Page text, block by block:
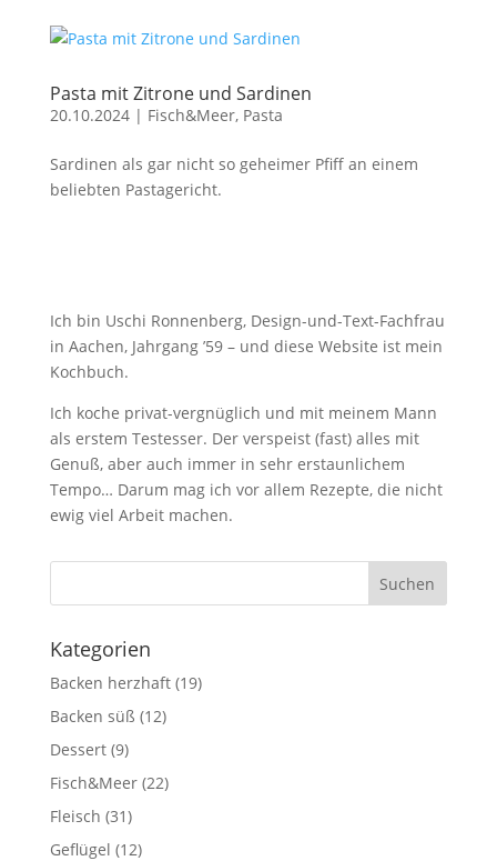
Pasta mit Zitrone und Sardinen
20.10.2024| Fisch&Meer, Pasta
Sardinen als gar nicht so geheimer Pfiff an einem
beliebten Pastagericht.
Ich bin Uschi Ronnenberg, Design-und-Text-Fachfrau
in Aachen, Jahrgang ’59 – und diese Website ist mein
Kochbuch.
Ich koche privat-vergnüglich und mit meinem Mann
als erstem Testesser. Der verspeist (fast) alles mit
Genuß, aber auch immer in sehr erstaunlichem
Tempo… Darum mag ich vor allem Rezepte, die nicht
ewig viel Arbeit machen.
Kategorien
Backen herzhaft(19)
Backen süß (12)
Dessert(9)
Fisch&Meer(22)
Fleisch (31)
Geflügel (12)